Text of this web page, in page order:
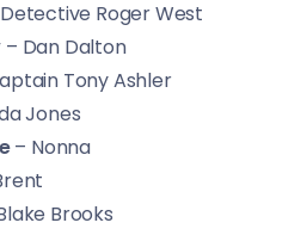
Roger West
– Dan Dalton
Tony Ashler
Jones
– Nonna
Brooks